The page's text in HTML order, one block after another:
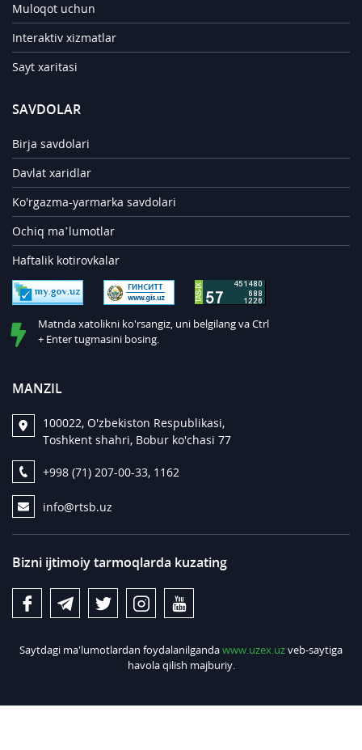
Muloqot uchun
Interaktiv xizmatlar
Sayt xaritasi
SAVDOLAR
Birja savdolari
Davlat xaridlar
Ko'rgazma-yarmarka savdolari
Ochiq ma’lumotlar
Haftalik kotirovkalar
Matnda xatolikni ko'rsangiz, uni belgilang va Ctrl
+ Enter tugmasini bosing.
MANZIL
100022, O'zbekiston Respublikasi,
Toshkent shahri, Bobur ko'chasi 77
+998 (71) 207-00-33, 1162
info@rtsb.uz
Bizni ijtimoiy tarmoqlarda kuzating
Saytdagi ma'lumotlardan foydalanilgandawww.uzex.uzveb-saytiga
havola qilish majburiy.